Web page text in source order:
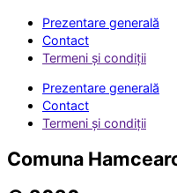
Prezentare generală
Contact
Termeni și condiții
Prezentare generală
Contact
Termeni și condiții
Comuna